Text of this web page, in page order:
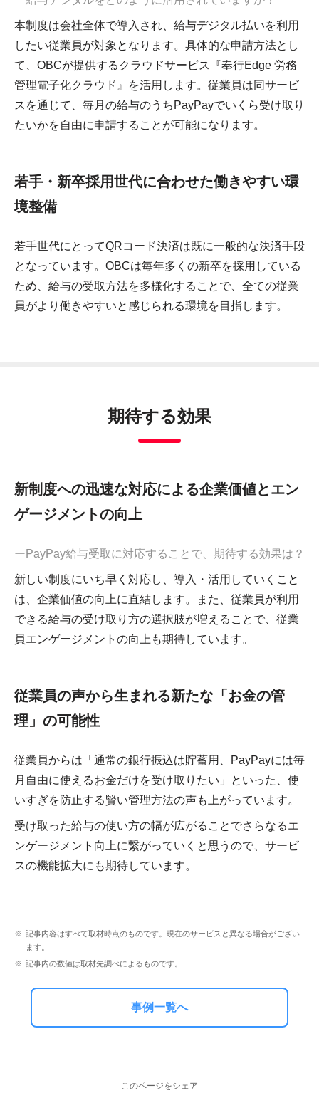
本制度は会社全体で導入され、給与デジタル払いを利用
したい従業員が対象となります。具体的な申請方法とし
て、OBCが提供するクラウドサービス『奉行Edge 労務
管理電子化クラウド』を活用します。従業員は同サービ
スを通じて、毎月の給与のうちPayPayでいくら受け取り
たいかを自由に申請することが可能になります。
若手・新卒採用世代に合わせた働きやすい環
境整備
若手世代にとってQRコード決済は既に一般的な決済手段
となっています。OBCは毎年多くの新卒を採用している
ため、給与の受取方法を多様化することで、全ての従業
員がより働きやすいと感じられる環境を目指します。
期待する効果
新制度への迅速な対応による企業価値とエン
ゲージメントの向上
ーPayPay給与受取に対応することで、期待する効果は？
新しい制度にいち早く対応し、導入・活用していくこと
は、企業価値の向上に直結します。また、従業員が利用
できる給与の受け取り方の選択肢が増えることで、従業
員エンゲージメントの向上も期待しています。
従業員の声から生まれる新たな「お金の管
理」の可能性
従業員からは「通常の銀行振込は貯蓄用、PayPayには毎
月自由に使えるお金だけを受け取りたい」といった、使
いすぎを防止する賢い管理方法の声も上がっています。
受け取った給与の使い方の幅が広がることでさらなるエ
ンゲージメント向上に繋がっていくと思うので、サービ
スの機能拡大にも期待しています。
記事内容はすべて取材時点のものです。現在のサービスと異なる場合がござい
ます。
記事内の数値は取材先調べによるものです。
事例一覧へ
このページをシェア